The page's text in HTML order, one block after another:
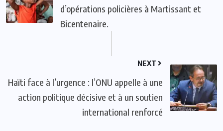
d’opérations policières à Martissant et
Bicentenaire.
NEXT
Haïti face à l’urgence : l’ONU appelle à une
action politique décisive et à un soutien
international renforcé